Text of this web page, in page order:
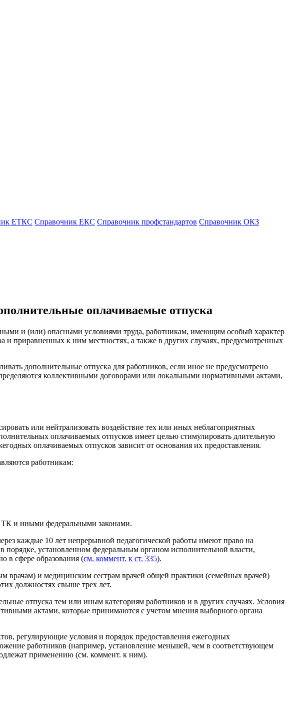
ЕТКС Справочник ЕКС Справочник профстандартов Справочник ОКЗ
оплачиваемые отпуска
и (или) опасными условиями труда, работникам, имеющим особый характер
приравненных к ним местностях, а также в других случаях, предусмотренных
дополнительные отпуска для работников, если иное не предусмотрено
коллективными договорами или локальными нормативными актами,
или нейтрализовать воздействие тех или иных неблагоприятных
оплачиваемых отпусков имеет целью стимулировать длительную
оплачиваемых отпусков зависит от основания их предоставления.
работникам:
ТК и иными федеральными законами.
каждые 10 лет непрерывной педагогической работы имеют право на
порядке, установленном федеральным органом исполнительной власти,
в сфере образования (см. коммент. к ст. 335).
врачам) и медицинским сестрам врачей общей практики (семейных врачей)
должностях свыше трех лет.
отпуска тем или иным категориям работников и в других случаях. Условия
актами, которые принимаются с учетом мнения выборного органа
регулирующие условия и порядок предоставления ежегодных
работников (например, установление меньшей, чем в соответствующем
применению (см. коммент. к ним).